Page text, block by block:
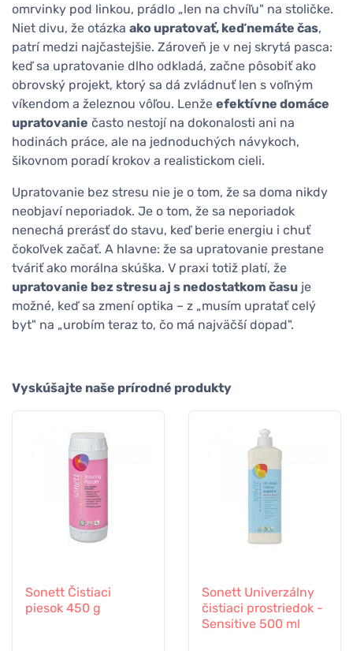
omrvinky pod linkou, prádlo „len na chvíľu" na stoličke.
Niet divu, že otázka ako upratovať, keď nemáte čas,
patrí medzi najčastejšie. Zároveň je v nej skrytá pasca:
keď sa upratovanie dlho odkladá, začne pôsobiť ako
obrovský projekt, ktorý sa dá zvládnuť len s voľným
víkendom a železnou vôľou. Lenže efektívne domáce
upratovanie často nestojí na dokonalosti ani na
hodinách práce, ale na jednoduchých návykoch,
šikovnom poradí krokov a realistickom cieli.
Upratovanie bez stresu nie je o tom, že sa doma nikdy
neobjaví neporiadok. Je o tom, že sa neporiadok
nenechá prerásť do stavu, keď berie energiu i chuť
čokoľvek začať. A hlavne: že sa upratovanie prestane
tváriť ako morálna skúška. V praxi totiž platí, že
upratovanie bez stresu aj s nedostatkom času je
možné, keď sa zmení optika – z „musím upratať celý
byt" na „urobím teraz to, čo má najväčší dopad".
Vyskúšajte naše prírodné produkty
Sonett Čistiaci
piesok 450 g
Sonett Univerzálny
čistiaci prostriedok -
Sensitive 500 ml